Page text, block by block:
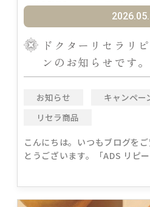
ドクターリセラリ
ンのお知らせです。
お知らせ キャンペー
リセラ商品
こんにちは。いつもブログを
とうございます。「ADS リピ